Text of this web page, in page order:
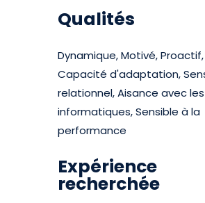
Qualités
Dynamique, Motivé, Proactif,
Capacité d'adaptation,
relationnel, Aisance avec
informatiques, Sensible à la
performance
Expérience
recherchée